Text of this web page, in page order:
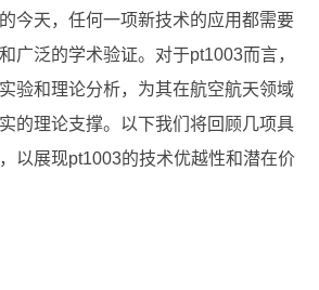
今天，任何一项新技术的应用都需要
广泛的学术验证。对于pt1003而言，
验和理论分析，为其在航空航天领域
的理论支撑。以下我们将回顾几项具
以展现pt1003的技术优越性和潜在价